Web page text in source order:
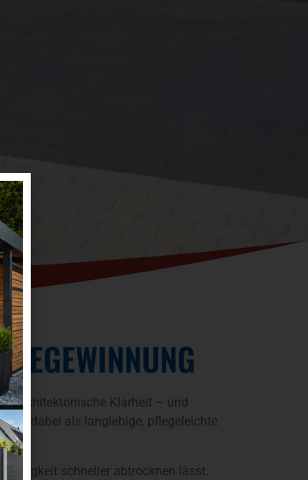
architektonische Klarheit – und
dabei als langlebige, pflegeleichte
schneller abtrocknen lässt.